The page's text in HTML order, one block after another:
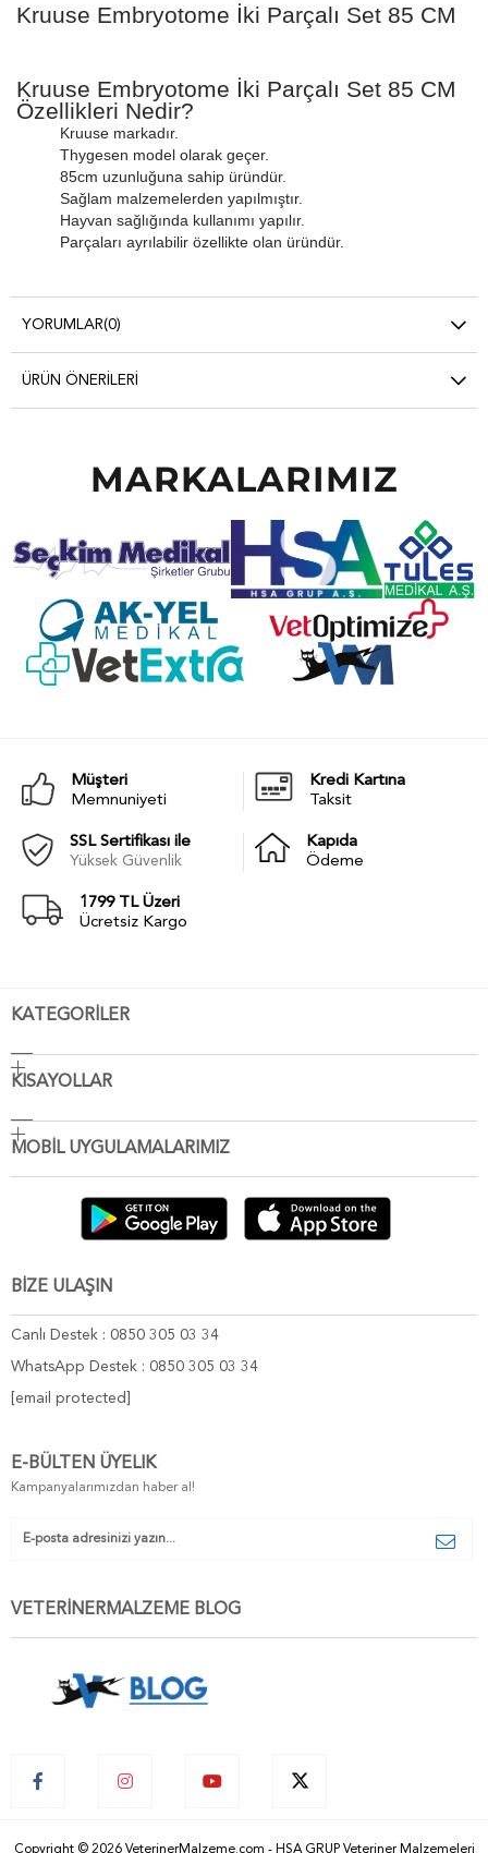
Kruuse Embryotome İki Parçalı Set 85 CM
Kruuse Embryotome İki Parçalı Set 85 CM
Özellikleri Nedir?
Kruuse markadır.
Thygesen model olarak geçer.
85cm uzunluğuna sahip üründür.
Sağlam malzemelerden yapılmıştır.
Hayvan sağlığında kullanımı yapılır.
Parçaları ayrılabilir özellikte olan üründür.
YORUMLAR(0)
ÜRÜN ÖNERILERI
MARKALARIMIZ
Müşteri
Memnuniyeti
Kredi Kartına
Taksit
SSL Sertifikası ile
Yüksek Güvenlik
Kapıda
Ödeme
1799 TL Üzeri
Ücretsiz Kargo
KATEGORİLER
KISAYOLLAR
MOBİL UYGULAMALARIMIZ
BİZE ULAŞIN
Canlı Destek : 0850 305 03 34
WhatsApp Destek : 0850 305 03 34
[email protected]
E-BÜLTEN ÜYELIK
Kampanyalarımızdan haber al!
VETERİNERMALZEME BLOG
Copyright © 2026 VeterinerMalzeme.com - HSA GRUP Veteriner Malzemeleri